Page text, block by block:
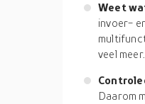
Weet
invoer-
veel
Daarom